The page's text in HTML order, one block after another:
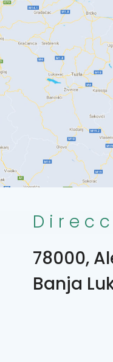
78000,
Banja